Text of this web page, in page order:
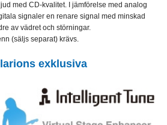
med CD-kvalitet. I jämförelse med analog
signaler en renare signal med minskad
av vädret och störningar.
(säljs separat) krävs.
exklusiva